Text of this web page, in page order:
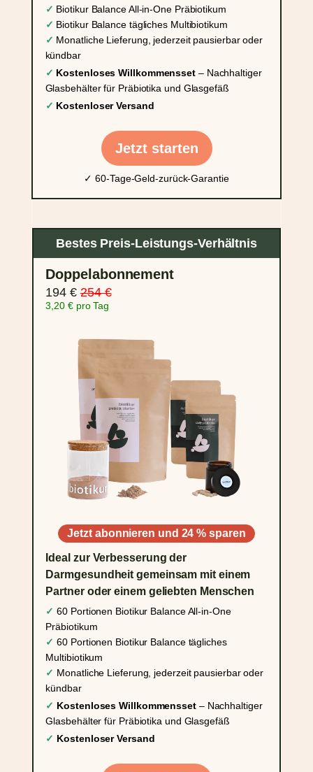
✓ Biotikur Balance All-in-One Präbiotikum
✓ Biotikur Balance tägliches Multibiotikum
✓ Monatliche Lieferung, jederzeit pausierbar oder
kündbar
✓ Kostenloses Willkommensset – Nachhaltiger
Glasbehälter für Präbiotika und Glasgefäß
✓ Kostenloser Versand
Jetzt starten
✓ 60-Tage-Geld-zurück-Garantie
Bestes Preis-Leistungs-Verhältnis
Doppelabonnement
194 € 254 €
3,20 € pro Tag
Jetzt abonnieren und 24 % sparen
Ideal zur Verbesserung der
Darmgesundheit gemeinsam mit einem
Partner oder einem geliebten Menschen
✓ 60 Portionen Biotikur Balance All-in-One
Präbiotikum
✓ 60 Portionen Biotikur Balance tägliches
Multibiotikum
✓ Monatliche Lieferung, jederzeit pausierbar oder
kündbar
✓ Kostenloses Willkommensset– Nachhaltiger
Glasbehälter für Präbiotika und Glasgefäß
✓ Kostenloser Versand